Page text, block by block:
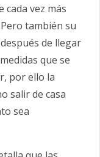
cada vez más
también su
de llegar
que se
por ello la
salir de casa
sea